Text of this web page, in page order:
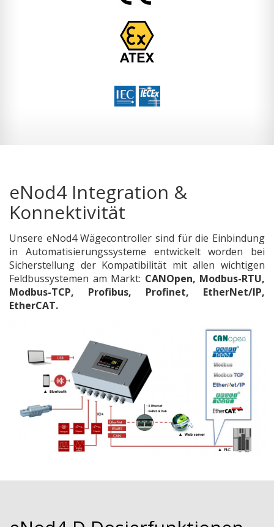
eNod4 Integration &
Konnektivität
Unsere eNod4 Wägecontroller sind für die Einbindung
in Automatisierungssysteme entwickelt worden bei
Sicherstellung der Kompatibilität mit allen wichtigen
Feldbussystemen am Markt: CANOpen, Modbus-RTU,
Modbus-TCP, Profibus, Profinet, EtherNet/IP,
EtherCAT.